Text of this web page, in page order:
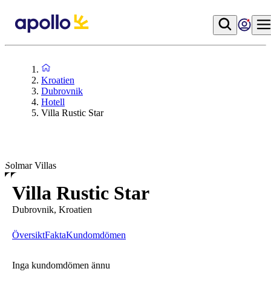
Kroatien
Dubrovnik
Hotell
Villa Rustic Star
Solmar Villas
Villa Rustic Star
Dubrovnik, Kroatien
ÖversiktFaktaKundomdömen
Inga kundomdömen ännu